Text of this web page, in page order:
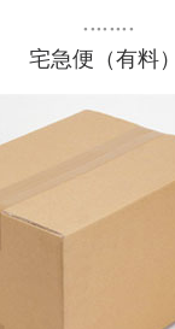
・・・・・・・・
宅急便（有料）